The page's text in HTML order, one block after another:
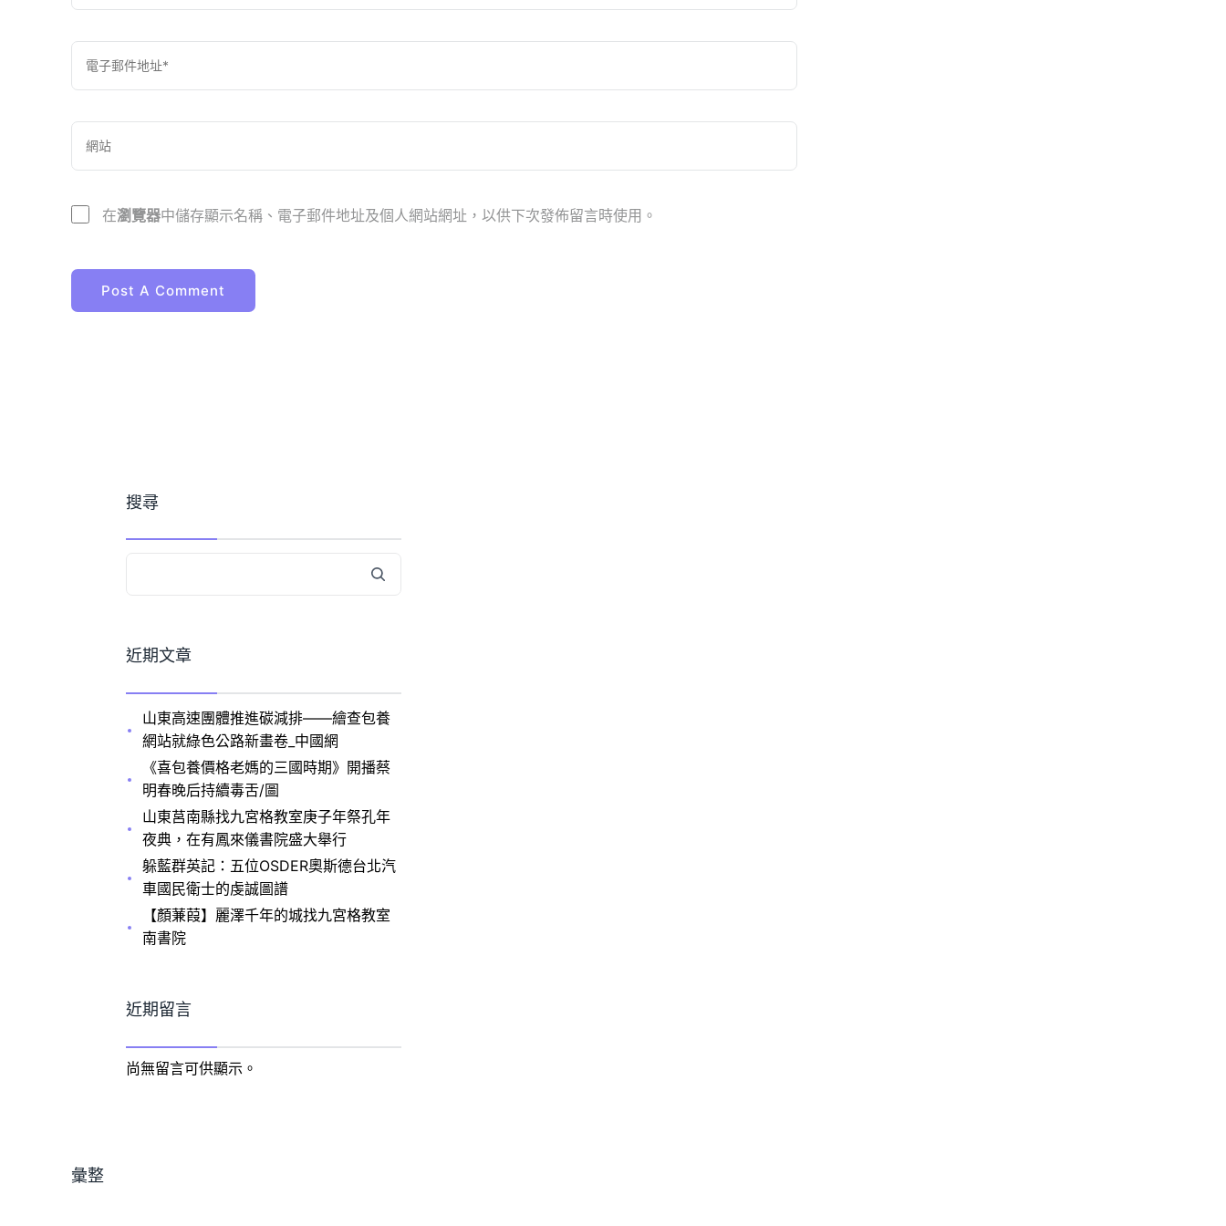
在瀏覽器中儲存顯示名稱、電子郵件地址及個人網站網址，以供下次發佈留言時使用。
搜尋
近期文章
山東高速團體推進碳減排——繪查包養
網站就綠色公路新畫卷_中國網
《喜包養價格老媽的三國時期》開播蔡
明春晚后持續毒舌/圖
山東莒南縣找九宮格教室庚子年祭孔年
夜典，在有鳳來儀書院盛大舉行
躲藍群英記：五位OSDER奧斯德台北汽
車國民衛士的虔誠圖譜
【顏蒹葭】麗澤千年的城找九宮格教室
南書院
近期留言
尚無留言可供顯示。
彙整